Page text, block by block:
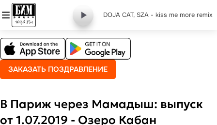
DOJA CAT, SZA - kiss me more remix
ЗАКАЗАТЬ ПОЗДРАВЛЕНИЕ
В Париж через Мамадыш: выпуск
от 1.07.2019 - Озеро Кабан